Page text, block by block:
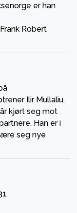
er han
Robert
Ilir Mullaliu.
kjørt seg mot
Han er i
seg nye